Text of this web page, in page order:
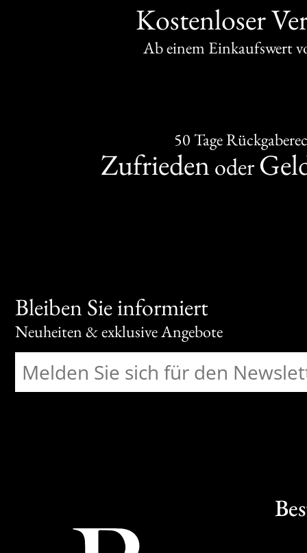
Kostenloser
Ab einem Einkaufswert
50 Tage
Zufrieden oder
Bleiben Sie informiert
Neuheiten & exklusive Angebote